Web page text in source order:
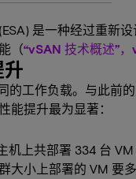
是一种经过重新
（“vSAN 技术概述”
的工作负载。与此前
能提升最为显著：
机上共部署 334 台
大小上部署的 VM 要